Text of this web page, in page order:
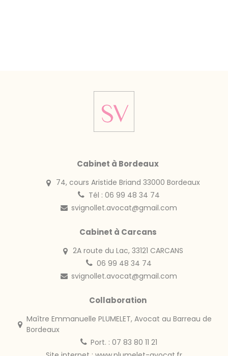
Cabinet à Bordeaux
74, cours Aristide Briand 33000 Bordeaux
Tél : 06 99 48 34 74
svignollet.avocat@gmail.com
Cabinet à Carcans
2A route du Lac, 33121 CARCANS
06 99 48 34 74
svignollet.avocat@gmail.com
Collaboration
Maître Emmanuelle PLUMELET, Avocat au Barreau de
Bordeaux
Port. : 07 83 80 11 21